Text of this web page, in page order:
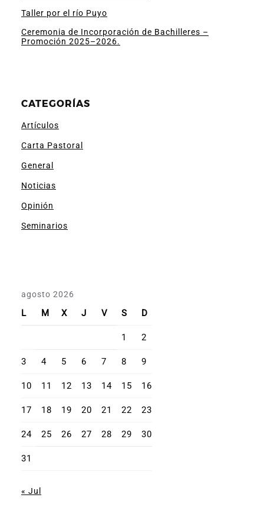
Taller por el río Puyo
Ceremonia de Incorporación de Bachilleres –
Promoción 2025–2026.
CATEGORÍAS
Artículos
Carta Pastoral
General
Noticias
Opinión
Seminarios
agosto 2026
L M X J V S D
1 2
3 4 5 6 7 8 9
10 11 12 13 14 15 16
17 18 19 20 21 22 23
24 25 26 27 28 29 30
31
« Jul